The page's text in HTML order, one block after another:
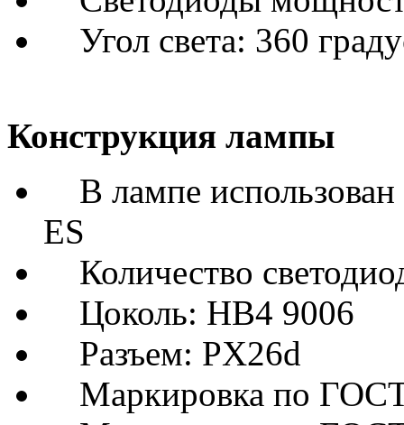
Угол света: 360
Конструкция лампы
В лампе использован
ES
Количество
Цоколь: HB4 9006
Разъем: PX26d
Маркировка по